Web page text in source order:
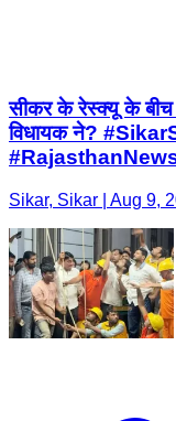
सीकर के रेस्क्यू के बीच
विधायक ने?
Sikar, Sikar | Aug 9,